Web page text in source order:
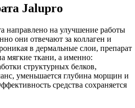
Jalupro
направлено на улучшение работы
они отвечают за коллаген и
в дермальные слои, препарат
мягкие ткани, а именно:
структурных белков,
уменьшается глубина морщин и
средства сохраняется